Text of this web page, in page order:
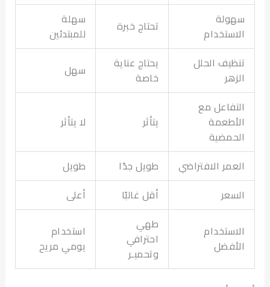
تحتاج خبرة
للمبتدئين
الحلل
يحتاج عناية
سهل
مع
الافتراضي طويل جدًا
أقل غالبًا
استخدام
يومي مريح